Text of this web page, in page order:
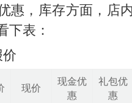
惠，库存方面，店
下表：
现价
现金优
惠
礼包优
惠